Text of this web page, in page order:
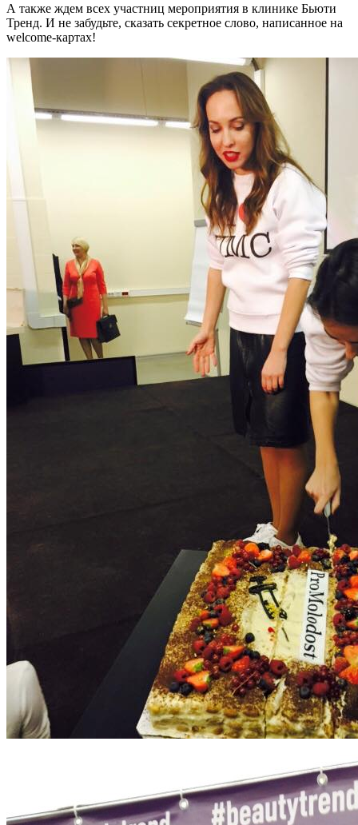
А также ждем всех участниц мероприятия в клинике Бьюти
Тренд. И не забудьте, сказать секретное слово, написанное на
welcome-картах!